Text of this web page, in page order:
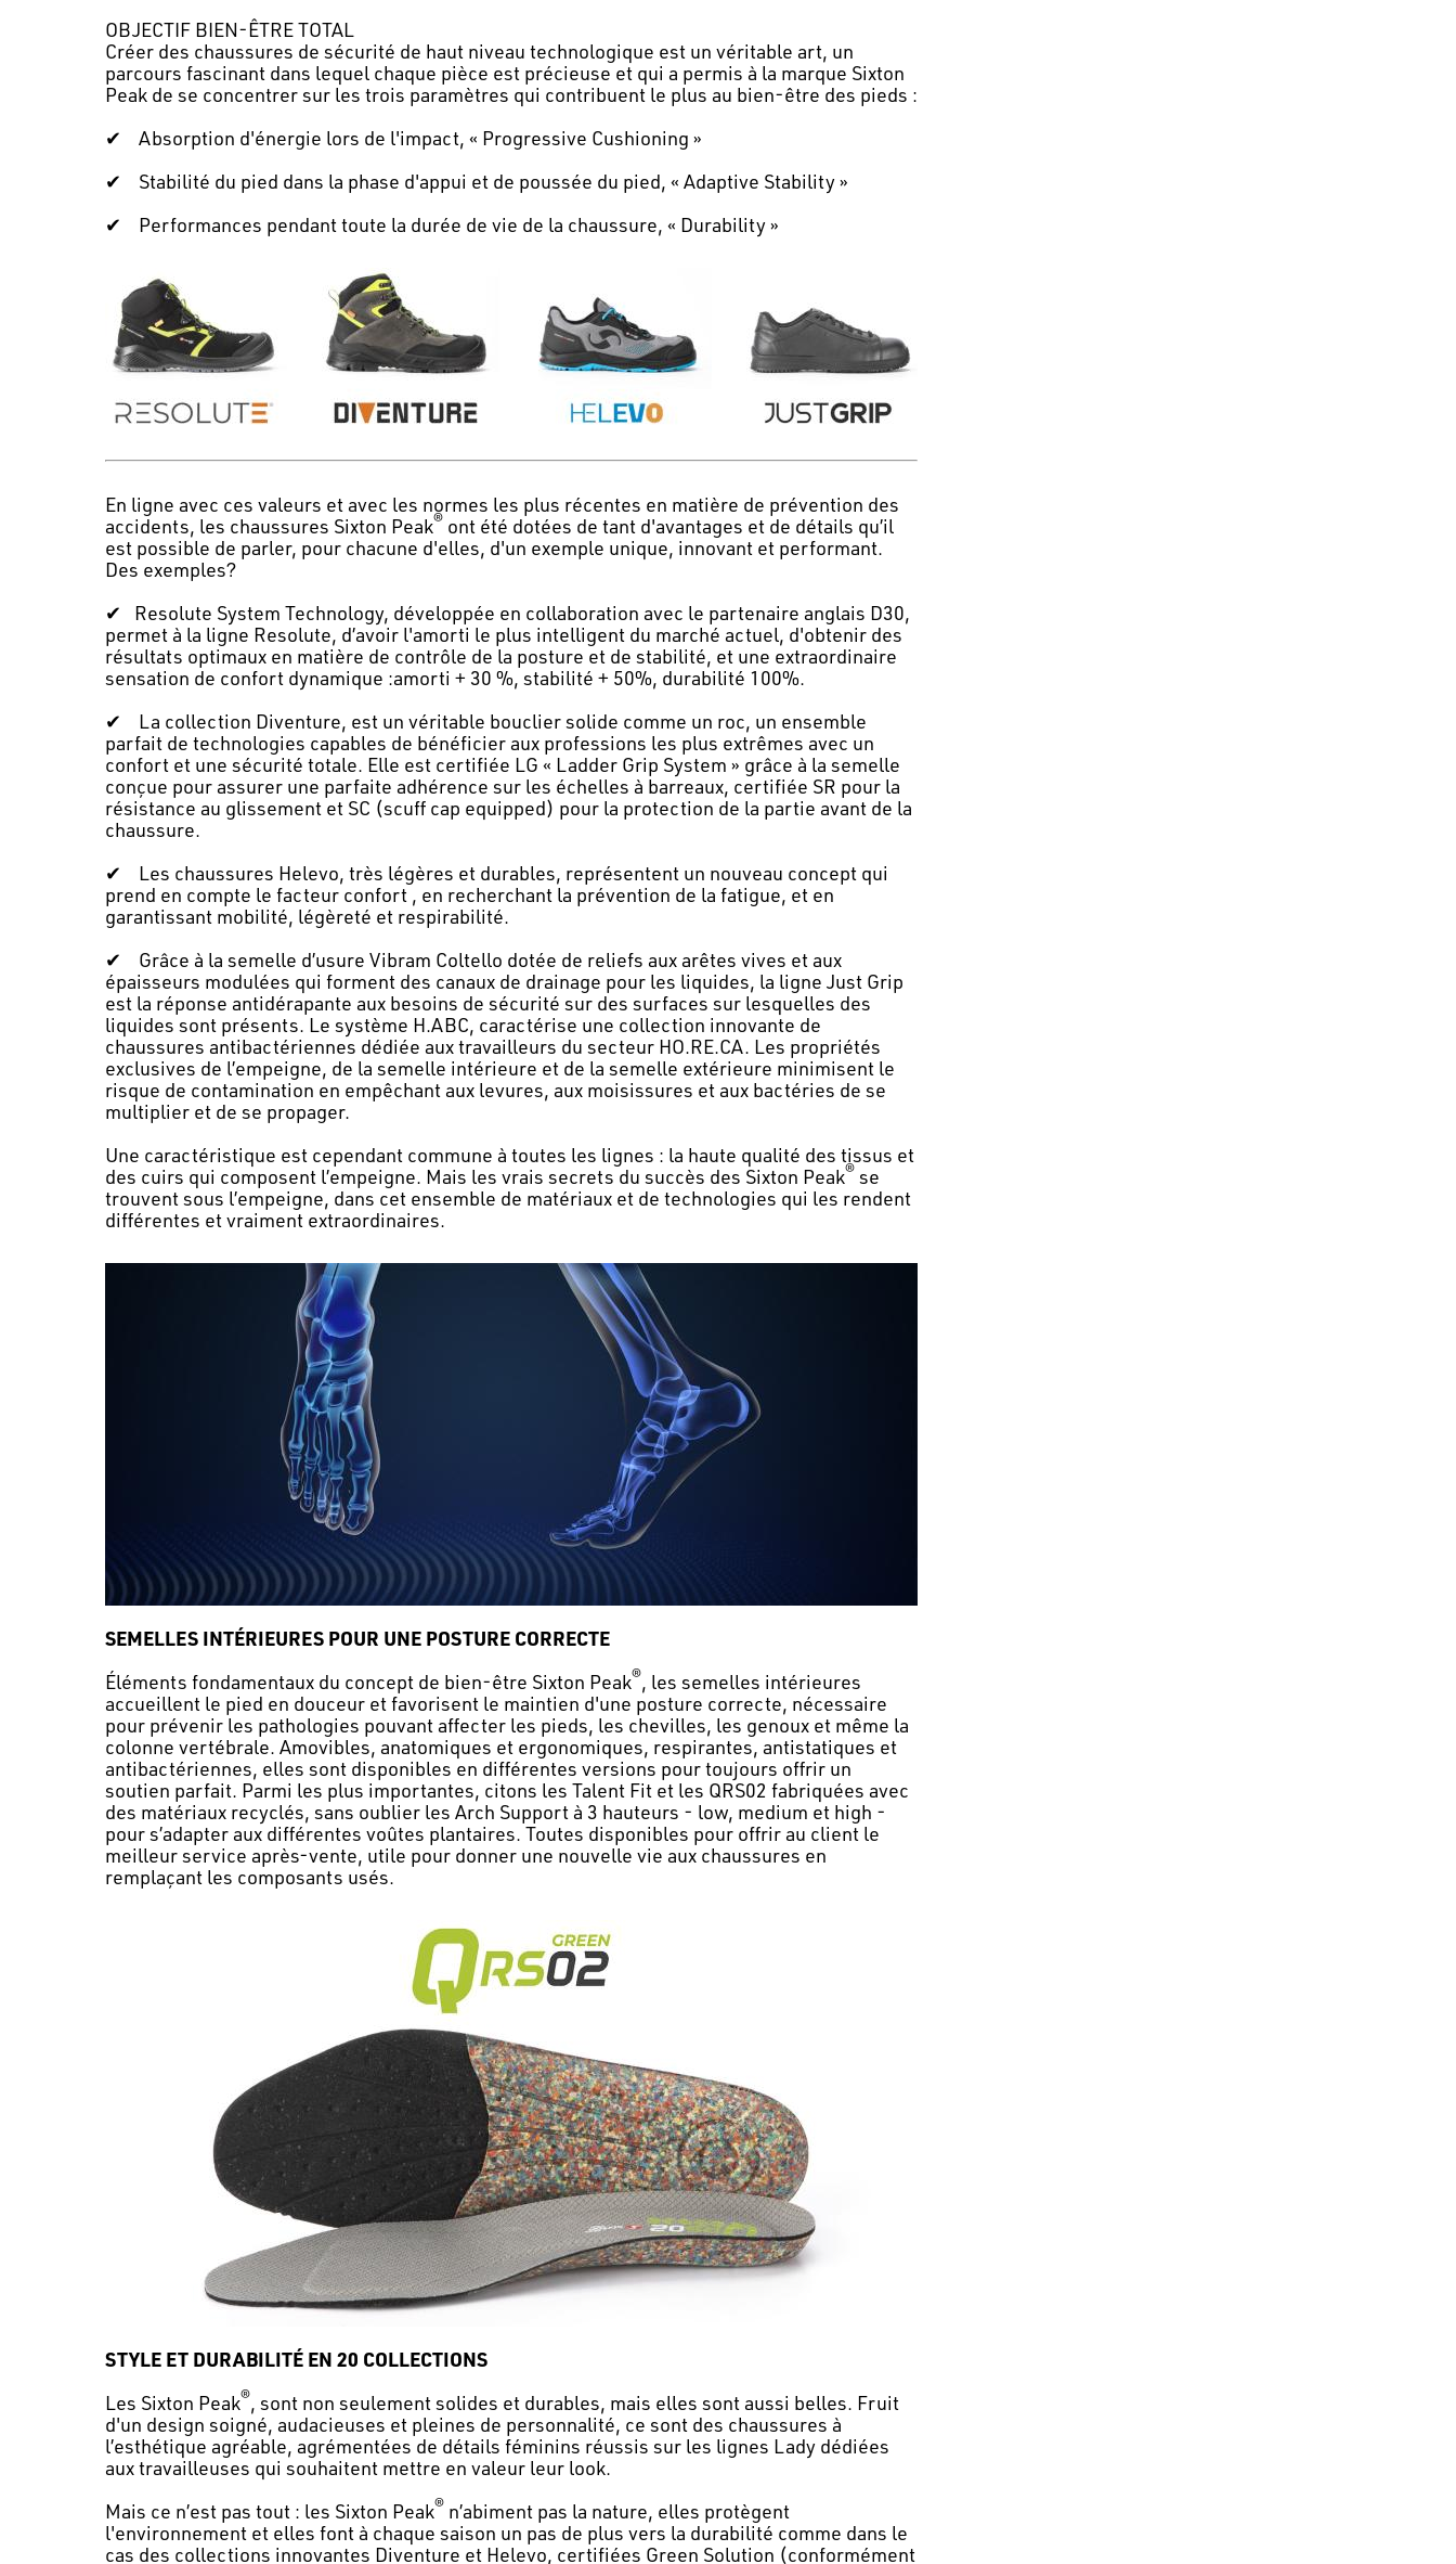
OBJECTIF BIEN-ÊTRE TOTAL
Créer des chaussures de sécurité de haut niveau technologique est un véritable art, un
parcours fascinant dans lequel chaque pièce est précieuse et qui a permis à la marque Sixton
Peak de se concentrer sur les trois paramètres qui contribuent le plus au bien-être des pieds :
✔
Absorption d'énergie lors de l'impact, « Progressive Cushioning »
✔
Stabilité du pied dans la phase d'appui et de poussée du pied, « Adaptive Stability »
✔
Performances pendant toute la durée de vie de la chaussure, « Durability »
En ligne avec ces valeurs et avec les normes les plus récentes en matière de prévention des
accidents, les chaussures Sixton Peak® ont été dotées de tant d'avantages et de détails qu’il
est possible de parler, pour chacune d'elles, d'un exemple unique, innovant et performant.
Des exemples?
✔
Resolute System Technology, développée en collaboration avec le partenaire anglais D30,
permet à la ligne Resolute, d’avoir l'amorti le plus intelligent du marché actuel, d'obtenir des
résultats optimaux en matière de contrôle de la posture et de stabilité, et une extraordinaire
sensation de confort dynamique :amorti + 30 %, stabilité + 50%, durabilité 100%.
✔
La collection Diventure, est un véritable bouclier solide comme un roc, un ensemble
parfait de technologies capables de bénéficier aux professions les plus extrêmes avec un
confort et une sécurité totale. Elle est certifiée LG « Ladder Grip System » grâce à la semelle
conçue pour assurer une parfaite adhérence sur les échelles à barreaux, certifiée SR pour la
résistance au glissement et SC (scuff cap equipped) pour la protection de la partie avant de la
chaussure.
✔
Les chaussures Helevo, très légères et durables, représentent un nouveau concept qui
prend en compte le facteur confort , en recherchant la prévention de la fatigue, et en
garantissant mobilité, légèreté et respirabilité.
✔
Grâce à la semelle d’usure Vibram Coltello dotée de reliefs aux arêtes vives et aux
épaisseurs modulées qui forment des canaux de drainage pour les liquides, la ligne Just Grip
est la réponse antidérapante aux besoins de sécurité sur des surfaces sur lesquelles des
liquides sont présents. Le système H.ABC, caractérise une collection innovante de
chaussures antibactériennes dédiée aux travailleurs du secteur HO.RE.CA. Les propriétés
exclusives de l’empeigne, de la semelle intérieure et de la semelle extérieure minimisent le
risque de contamination en empêchant aux levures, aux moisissures et aux bactéries de se
multiplier et de se propager.
Une caractéristique est cependant commune à toutes les lignes : la haute qualité des tissus et
des cuirs qui composent l’empeigne. Mais les vrais secrets du succès des Sixton Peak® se
trouvent sous l’empeigne, dans cet ensemble de matériaux et de technologies qui les rendent
différentes et vraiment extraordinaires.
SEMELLES INTÉRIEURES POUR UNE POSTURE CORRECTE
Éléments fondamentaux du concept de bien-être Sixton Peak®, les semelles intérieures
accueillent le pied en douceur et favorisent le maintien d'une posture correcte, nécessaire
pour prévenir les pathologies pouvant affecter les pieds, les chevilles, les genoux et même la
colonne vertébrale. Amovibles, anatomiques et ergonomiques, respirantes, antistatiques et
antibactériennes, elles sont disponibles en différentes versions pour toujours offrir un
soutien parfait. Parmi les plus importantes, citons les Talent Fit et les QRS02 fabriquées avec
des matériaux recyclés, sans oublier les Arch Support à 3 hauteurs - low, medium et high -
pour s’adapter aux différentes voûtes plantaires. Toutes disponibles pour offrir au client le
meilleur service après-vente, utile pour donner une nouvelle vie aux chaussures en
remplaçant les composants usés.
STYLE ET DURABILITÉ EN 20 COLLECTIONS
Les Sixton Peak®, sont non seulement solides et durables, mais elles sont aussi belles. Fruit
d'un design soigné, audacieuses et pleines de personnalité, ce sont des chaussures à
l’esthétique agréable, agrémentées de détails féminins réussis sur les lignes Lady dédiées
aux travailleuses qui souhaitent mettre en valeur leur look.
Mais ce n’est pas tout : les Sixton Peak® n’abiment pas la nature, elles protègent
l'environnement et elles font à chaque saison un pas de plus vers la durabilité comme dans le
cas des collections innovantes Diventure et Helevo, certifiées Green Solution (conformément